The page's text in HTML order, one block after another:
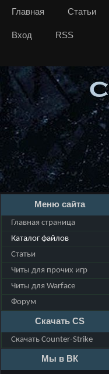
Главная Статьи
Вход RSS
Меню сайта
Главная страница
Каталог файлов
Статьи
Читы для прочих игр
Читы для Warface
Форум
Скачать CS
Скачать Counter-Strike
Мы в ВК